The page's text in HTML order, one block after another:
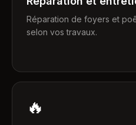
Réparation de foyers et
selon vos travaux.
🔥